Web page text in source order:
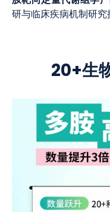
研与临床疾病机制研究
20+生